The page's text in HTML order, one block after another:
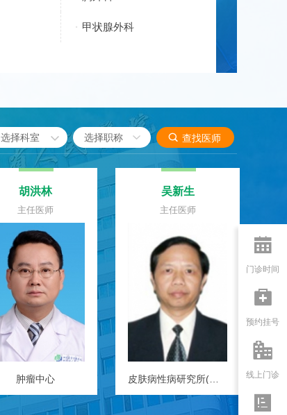
甲状腺外科
选择科室   查找医师
胡洪林
主任医师
肿瘤中心
吴新生
主任医师

门诊时间

预约挂号

线上门诊
